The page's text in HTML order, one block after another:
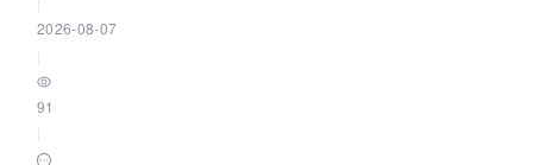
2026-08-07
91